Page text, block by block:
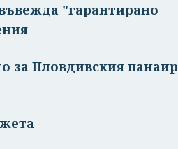
"гарантирано
за Пловдивския панаир